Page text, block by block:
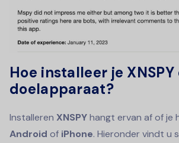
Hoe installeer je
doelapparaat?
Installeren XNSPYhangt ervan af of je
Android of iPhone. Hieronder vindt u